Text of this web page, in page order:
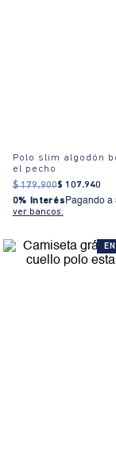
Polo slim algodón
el pecho
$ 179.900$ 107.940
0% Interés Pagando a
ver bancos.